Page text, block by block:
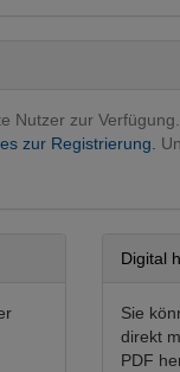
Nutzer zur
zur Registrierung.
Digital
Sie
direkt
PDF